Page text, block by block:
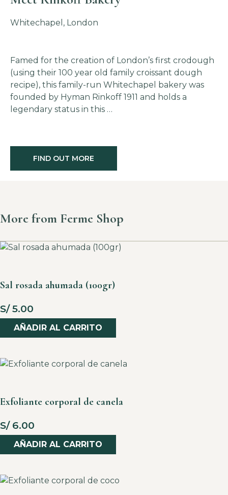
Whitechapel, London
Famed for the creation of London’s first crodough
(using their 100 year old family croissant dough
recipe), this family-run Whitechapel bakery was
founded by Hyman Rinkoff 1911 and holds a
legendary status in this …
FIND OUT MORE
More from Ferme Shop
Sal rosada ahumada (100gr)
S/5.00
AÑADIR AL CARRITO
Exfoliante corporal de canela
S/6.00
AÑADIR AL CARRITO